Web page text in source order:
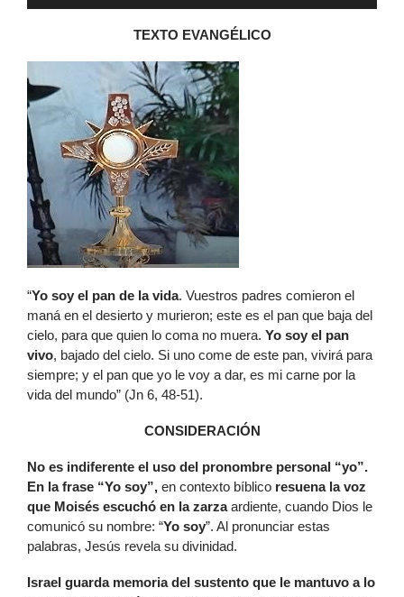
TEXTO EVANGÉLICO
“Yo soy el pan de la vida. Vuestros padres comieron el
maná en el desierto y murieron; este es el pan que baja del
cielo, para que quien lo coma no muera. Yo soy el pan
vivo, bajado del cielo. Si uno come de este pan, vivirá para
siempre; y el pan que yo le voy a dar, es mi carne por la
vida del mundo” (Jn 6, 48-51).
CONSIDERACIÓN
No es indiferente el uso del pronombre personal “yo”.
En la frase “Yo soy”, en contexto bíblico resuena la voz
que Moisés escuchó en la zarzaardiente, cuando Dios le
comunicó su nombre: “Yo soy”. Al pronunciar estas
palabras, Jesús revela su divinidad.
Israel guarda memoria del sustento que le mantuvo a lo